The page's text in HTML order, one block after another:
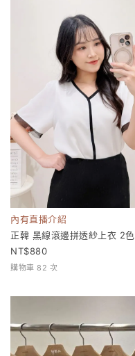
內有直播介紹
正韓 黑線滾邊拼透紗上衣 2色
880
購物車 82 次